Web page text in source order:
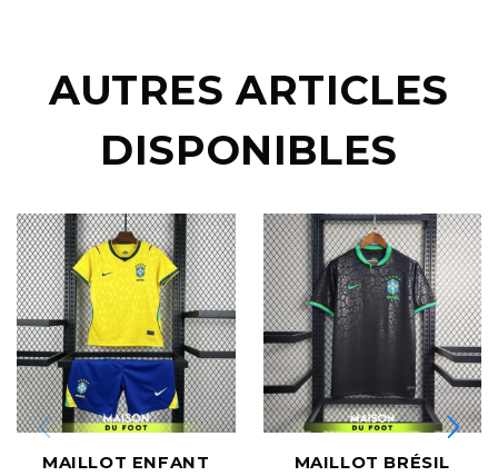
AUTRES ARTICLES
DISPONIBLES
MAILLOT ENFANT
MAILLOT BRÉSIL